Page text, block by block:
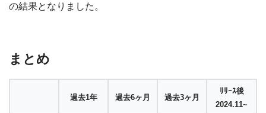
の結果となりました。
まとめ
過去1年 過去6ヶ月 過去3ヶ月
ﾘﾘｰｽ後
2024.11~